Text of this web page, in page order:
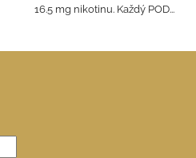
16.5 mg nikotinu. Každý POD...